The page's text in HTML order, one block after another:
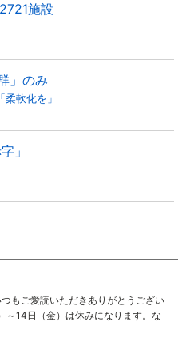
施設
」のみ
軟化を」
」
もご愛読いただきありがとうござい
～14日（金）は休みになります。な